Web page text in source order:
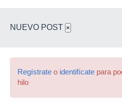
NUEVO POST ×
Regístrate o identifícate para
hilo